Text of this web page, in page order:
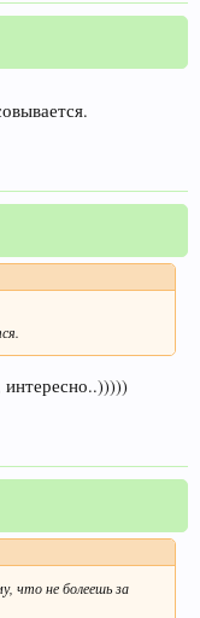
интересно..)))))
что не болеешь за